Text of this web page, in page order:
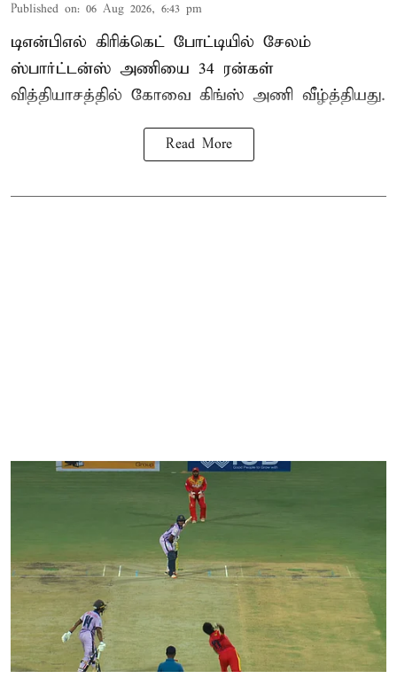
Published on: 06 Aug 2026, 6:43 pm
டிஎன்பிஎல் கிரிக்கெட் போட்டியில் சேலம்
ஸ்பார்ட்டன்ஸ் அணியை 34 ரன்கள்
வித்தியாசத்தில் கோவை கிங்ஸ் அணி வீழ்த்தியது.
Read More